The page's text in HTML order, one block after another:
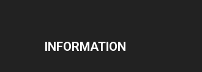
INFORMATION